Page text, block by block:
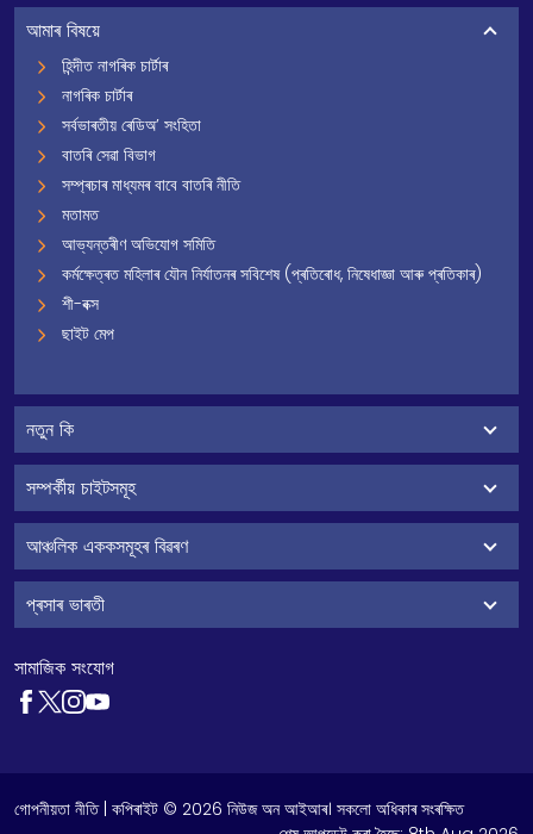
আমাৰ বিষয়ে
হিন্দীত নাগৰিক চাৰ্টাৰ
নাগৰিক চাৰ্টাৰ
সৰ্বভাৰতীয় ৰেডিঅ’ সংহিতা
বাতৰি সেৱা বিভাগ
সম্প্ৰচাৰ মাধ্যমৰ বাবে বাতৰি নীতি
মতামত
আভ্যন্তৰীণ অভিযোগ সমিতি
কৰ্মক্ষেত্ৰত মহিলাৰ যৌন নিৰ্যাতনৰ সবিশেষ (প্ৰতিৰোধ, নিষেধাজ্ঞা আৰু প্ৰতিকাৰ)
শী-বক্স
ছাইট মেপ
নতুন কি
সম্পৰ্কীয় চাইটসমূহ
আঞ্চলিক এককসমূহৰ বিৱৰণ
প্ৰসাৰ ভাৰতী
সামাজিক সংযোগ
গোপনীয়তা নীতি| কপিৰাইট © 2026 নিউজ অন আইআৰ। সকলো অধিকাৰ সংৰক্ষিত